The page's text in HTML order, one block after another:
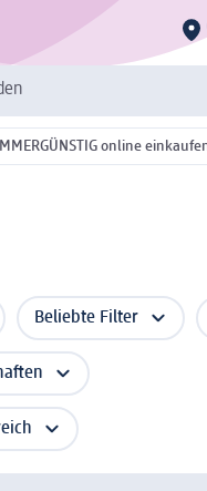
IMMERGÜNSTIG online
Beliebte Filter